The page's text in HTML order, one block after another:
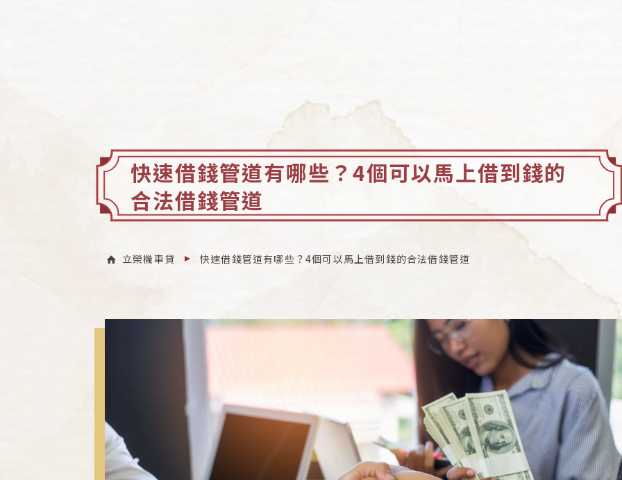
快速借錢管道有哪些？4個可以馬上借到錢的
合法借錢管道
立榮機車貸 快速借錢管道有哪些？4個可以馬上借到錢的合法借錢管道